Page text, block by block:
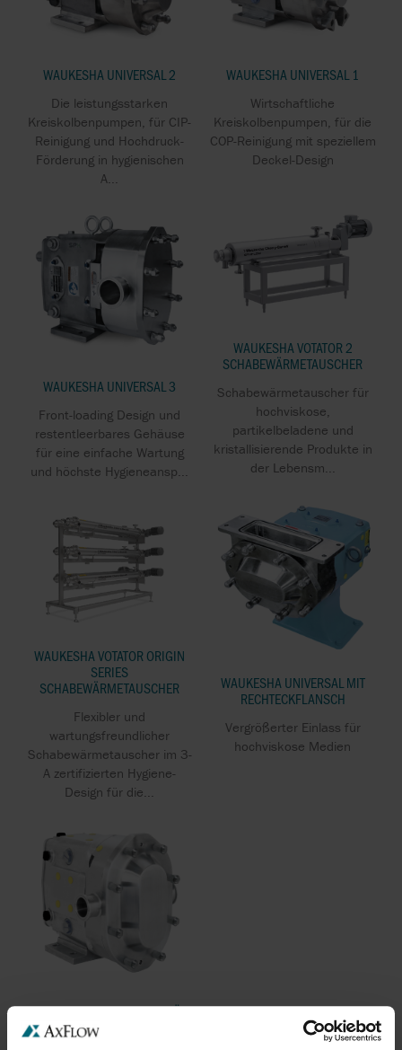
WAUKESHA UNIVERSAL 2
Die leistungsstarken
Kreiskolbenpumpen, für CIP-
Reinigung und Hochdruck-
Förderung in hygienischen
A...
WAUKESHA UNIVERSAL 1
Wirtschaftliche
Kreiskolbenpumpen, für die
COP-Reinigung mit speziellem
Deckel-Design
WAUKESHA UNIVERSAL 3
Front-loading Design und
restentleerbares Gehäuse
für eine einfache Wartung
und höchste Hygieneansp...
WAUKESHA VOTATOR 2
SCHABEWÄRMETAUSCHER
Schabewärmetauscher für
hochviskose,
partikelbeladene und
kristallisierende Produkte in
der Lebensm...
WAUKESHA VOTATOR ORIGIN
SERIES
SCHABEWÄRMETAUSCHER
Flexibler und
wartungsfreundlicher
Schabewärmetauscher im 3-
A zertifizierten Hygiene-
Design für die...
WAUKESHA UNIVERSAL MIT
RECHTECKFLANSCH
Vergrößerter Einlass für
hochviskose Medien
WAUKESHA UNIVERSAL 2 FÜR
PHARMA UND BIO-TECH